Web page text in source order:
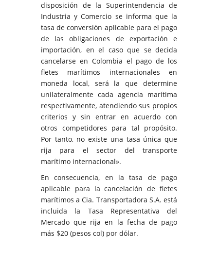
disposición de la Superintendencia de
Industria y Comercio se informa que la
tasa de conversión aplicable para el pago
de las obligaciones de exportación e
importación, en el caso que se decida
cancelarse en Colombia el pago de los
fletes marítimos internacionales en
moneda local, será la que determine
unilateralmente cada agencia marítima
respectivamente, atendiendo sus propios
criterios y sin entrar en acuerdo con
otros competidores para tal propósito.
Por tanto, no existe una tasa única que
rija para el sector del transporte
marítimo internacional».
En consecuencia, en la tasa de pago
aplicable para la cancelación de fletes
marítimos a Cia. Transportadora S.A. está
incluida la Tasa Representativa del
Mercado que rija en la fecha de pago
más $20 (pesos col) por dólar.